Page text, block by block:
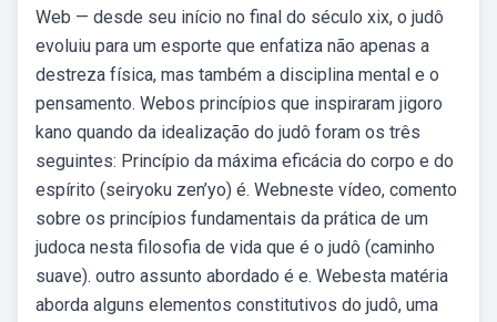
Web — desde seu início no final do século xix, o judô
evoluiu para um esporte que enfatiza não apenas a
destreza física, mas também a disciplina mental e o
pensamento. Webos princípios que inspiraram jigoro
kano quando da idealização do judô foram os três
seguintes: Princípio da máxima eficácia do corpo e do
espírito (seiryoku zen’yo) é. Webneste vídeo, comento
sobre os princípios fundamentais da prática de um
judoca nesta filosofia de vida que é o judô (caminho
suave). outro assunto abordado é e. Webesta matéria
aborda alguns elementos constitutivos do judô, uma